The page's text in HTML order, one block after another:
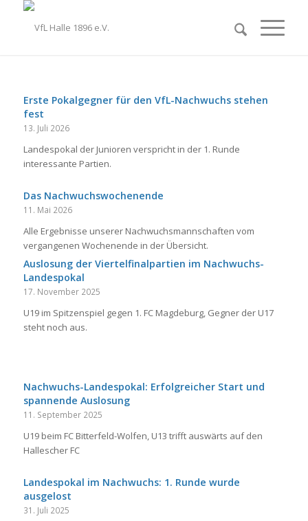
Erste Pokalgegner für den VfL-Nachwuchs stehen
fest
13. Juli 2026
Landespokal der Junioren verspricht in der 1. Runde
interessante Partien.
Das Nachwuchswochenende
11. Mai 2026
Alle Ergebnisse unserer Nachwuchsmannschaften vom
vergangenen Wochenende in der Übersicht.
Auslosung der Viertelfinalpartien im Nachwuchs-
Landespokal
17. November 2025
U19 im Spitzenspiel gegen 1. FC Magdeburg, Gegner der U17
steht noch aus.
Nachwuchs-Landespokal: Erfolgreicher Start und
spannende Auslosung
11. September 2025
U19 beim FC Bitterfeld-Wolfen, U13 trifft auswärts auf den
Hallescher FC
Landespokal im Nachwuchs: 1. Runde wurde
ausgelost
31. Juli 2025